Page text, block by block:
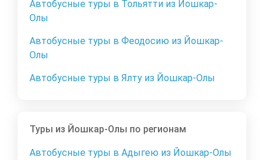
Автобусные туры в Тольятти из Йошкар-
Олы
Автобусные туры в Феодосию из Йошкар-
Олы
Автобусные туры в Ялту из Йошкар-Олы
Туры из Йошкар-Олы по регионам
Автобусные туры в Адыгею из Йошкар-Олы